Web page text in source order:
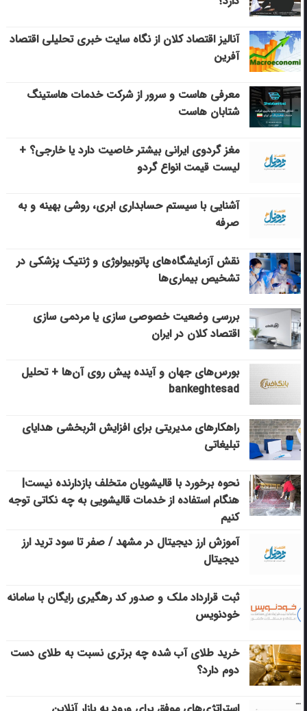
آنالیز اقتصاد کلان از نگاه سایت خبری تحلیلی اقتصاد
آفرین
معرفی هاست و سرور از شرکت خدمات هاستینگ
شتابان هاست
مغز گردوی ایرانی بیشتر خاصیت دارد یا خارجی؟ +
لیست قیمت انواع گردو
آشنایی با سیستم حسابداری ابری، روشی بهینه و به
صرفه
نقش آزمایشگاه‌های پاتوبیولوژی و ژنتیک پزشکی در
تشخیص بیماری‌ها
بررسی وضعیت خصوصی سازی یا مردمی سازی
اقتصاد کلان در ایران
بورس‌های جهان و آینده پیش روی آن‌ها + تحلیل
bankeghtesad
راهکارهای مدیریتی برای افزایش اثربخشی هدایای
تبلیغاتی
نحوه برخورد با قالیشویان متخلف بازدارنده نیست|
هنگام استفاده از خدمات قالیشویی به چه نکاتی توجه
کنیم
آموزش ارز دیجیتال در مشهد / صفر تا سود ترید ارز
دیجیتال
ثبت قرارداد ملک و صدور کد رهگیری رایگان با سامانه
خودنویس
خرید طلای آب شده چه برتری نسبت به طلای دست
دوم دارد؟